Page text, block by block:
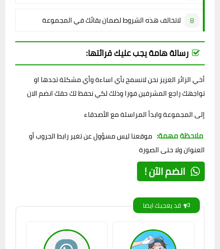
لاتخالف هذه الشروط لضمان بقائك في المجموعة
رسالة هامة يجب عليك قرائتها:
أخي الزائر العزيز نحن لانسمح بأي اساءة وأي مشكلة تجدها او
تواجهك راجع المشرفين فورا وذلك لكي نحفظ لك حقك انضم الان
إلى المجموعة وابدأ المراسلة مع الأصدقاء
ملاحظة مهمة: موقعنا ليس مسؤول عن تغير رابط الجروب أو
العنوان ولا حتى الصورة
انضم الآن !
قد يعجبك ايضا